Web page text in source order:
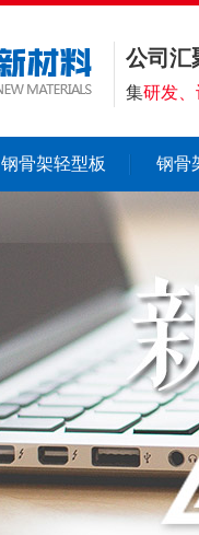
公司汇
集研发
钢骨架轻型板 钢骨